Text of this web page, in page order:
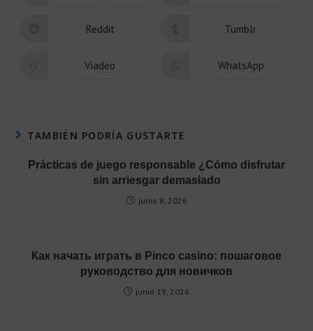
Reddit Tumblr
Viadeo WhatsApp
TAMBIÉN PODRÍA GUSTARTE
Prácticas de juego responsable ¿Cómo disfrutar
sin arriesgar demasiado
junio 8, 2026
Как начать играть в Pinco casino: пошаговое
руководство для новичков
junio 19, 2026